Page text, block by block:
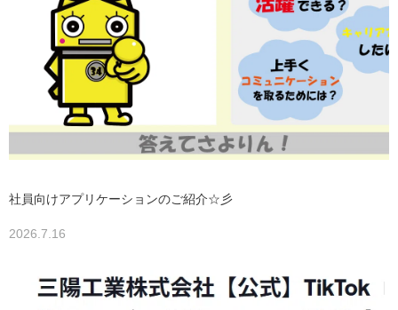
社員向けアプリケーションのご紹介☆彡
2026.7.16